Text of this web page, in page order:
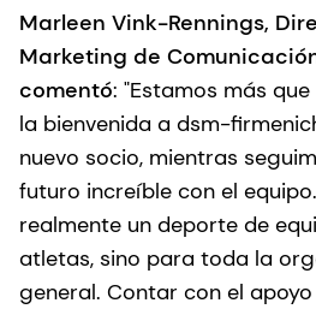
Marleen Vink-Rennings,
Marketing de
comentó: "Estamos más
la bienvenida a dsm-
nuevo socio, mientras
futuro increíble con el
realmente un deporte de
atletas, sino para toda la
general. Contar con el